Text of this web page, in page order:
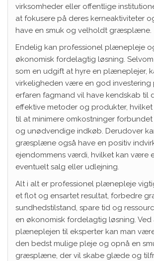
virksomheder eller offentlige
at fokusere på deres kerneaktiviteter
have en smuk og velholdt græsplæne.
Endelig kan professionel plænepleje
økonomisk fordelagtig løsning.
som en udgift at hyre en plæneplejer,
virkeligheden være en god investering
erfaren fagmand vil have kendskab til
effektive metoder og produkter,
til at minimere omkostninger
og unødvendige indkøb. Derudover
græsplæne også have en positiv
ejendommens værdi, hvilket kan være
eventuelt salg eller udlejning.
Alt i alt er professionel plænepleje
et flot og ensartet resultat, forbedre
sundhedstilstand, spare tid og
en økonomisk fordelagtig løsning.
plæneplejen til eksperter kan man
den bedst mulige pleje og opnå en
græsplæne, der vil skabe glæde og